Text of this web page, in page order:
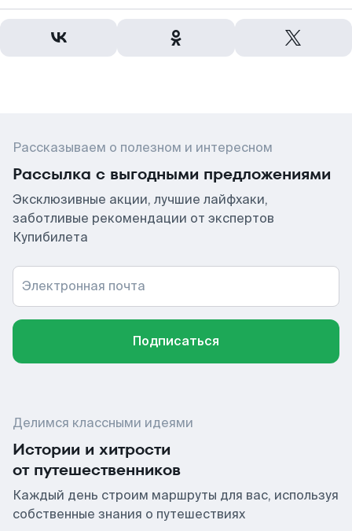
Рассказываем о полезном и интересном
Рассылка с выгодными предложениями
Эксклюзивные акции, лучшие лайфхаки,
заботливые рекомендации от экспертов
Купибилета
Электронная почта
Подписаться
Делимся классными идеями
Истории и хитрости
от путешественников
Каждый день строим маршруты для вас, используя
собственные знания о путешествиях